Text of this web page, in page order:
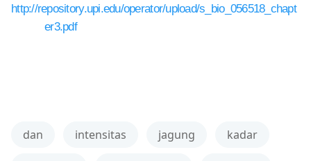
http://repository.upi.edu/operator/upload/s_bio_056518_chapt
er3.pdf
dan intensitas jagung kadar